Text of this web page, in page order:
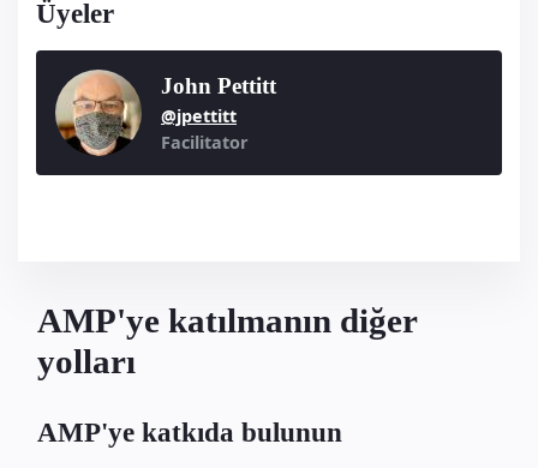
Üyeler
John Pettitt
@jpettitt
Facilitator
AMP'ye katılmanın diğer
yolları
AMP'ye katkıda bulunun